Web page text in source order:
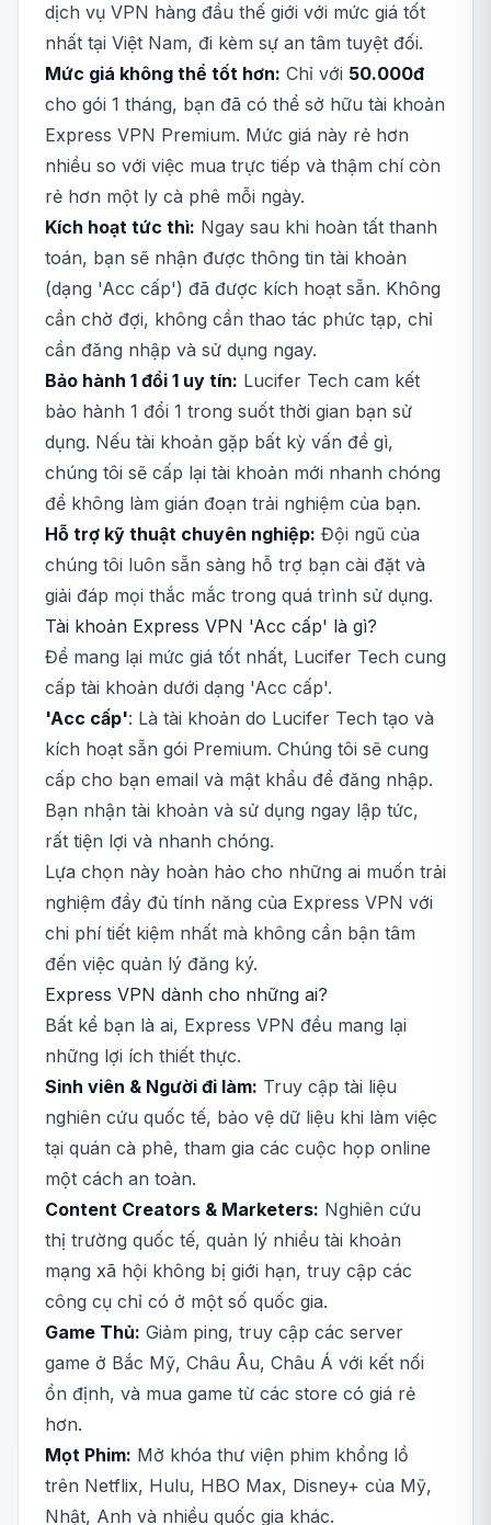
dịch vụ VPN hàng đầu thế giới với mức giá tốt
nhất tại Việt Nam, đi kèm sự an tâm tuyệt đối.
Mức giá không thể tốt hơn: Chỉ với 50.000đ
cho gói 1 tháng, bạn đã có thể sở hữu tài khoản
Express VPN Premium. Mức giá này rẻ hơn
nhiều so với việc mua trực tiếp và thậm chí còn
rẻ hơn một ly cà phê mỗi ngày.
Kích hoạt tức thì: Ngay sau khi hoàn tất thanh
toán, bạn sẽ nhận được thông tin tài khoản
(dạng 'Acc cấp') đã được kích hoạt sẵn. Không
cần chờ đợi, không cần thao tác phức tạp, chỉ
cần đăng nhập và sử dụng ngay.
Bảo hành 1 đổi 1 uy tín: Lucifer Tech cam kết
bảo hành 1 đổi 1 trong suốt thời gian bạn sử
dụng. Nếu tài khoản gặp bất kỳ vấn đề gì,
chúng tôi sẽ cấp lại tài khoản mới nhanh chóng
để không làm gián đoạn trải nghiệm của bạn.
Hỗ trợ kỹ thuật chuyên nghiệp: Đội ngũ của
chúng tôi luôn sẵn sàng hỗ trợ bạn cài đặt và
giải đáp mọi thắc mắc trong quá trình sử dụng.
Tài khoản Express VPN 'Acc cấp' là gì?
Để mang lại mức giá tốt nhất, Lucifer Tech cung
cấp tài khoản dưới dạng 'Acc cấp'.
'Acc cấp': Là tài khoản do Lucifer Tech tạo và
kích hoạt sẵn gói Premium. Chúng tôi sẽ cung
cấp cho bạn email và mật khẩu để đăng nhập.
Bạn nhận tài khoản và sử dụng ngay lập tức,
rất tiện lợi và nhanh chóng.
Lựa chọn này hoàn hảo cho những ai muốn trải
nghiệm đầy đủ tính năng của Express VPN với
chi phí tiết kiệm nhất mà không cần bận tâm
đến việc quản lý đăng ký.
Express VPN dành cho những ai?
Bất kể bạn là ai, Express VPN đều mang lại
những lợi ích thiết thực.
Sinh viên & Người đi làm: Truy cập tài liệu
nghiên cứu quốc tế, bảo vệ dữ liệu khi làm việc
tại quán cà phê, tham gia các cuộc họp online
một cách an toàn.
Content Creators & Marketers: Nghiên cứu
thị trường quốc tế, quản lý nhiều tài khoản
mạng xã hội không bị giới hạn, truy cập các
công cụ chỉ có ở một số quốc gia.
Game Thủ: Giảm ping, truy cập các server
game ở Bắc Mỹ, Châu Âu, Châu Á với kết nối
ổn định, và mua game từ các store có giá rẻ
hơn.
Mọt Phim: Mở khóa thư viện phim khổng lồ
trên Netflix, Hulu, HBO Max, Disney+ của Mỹ,
Nhật, Anh và nhiều quốc gia khác.